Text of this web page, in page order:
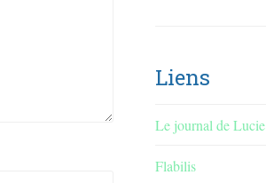
Liens
Le journal de Lucie
Flabilis